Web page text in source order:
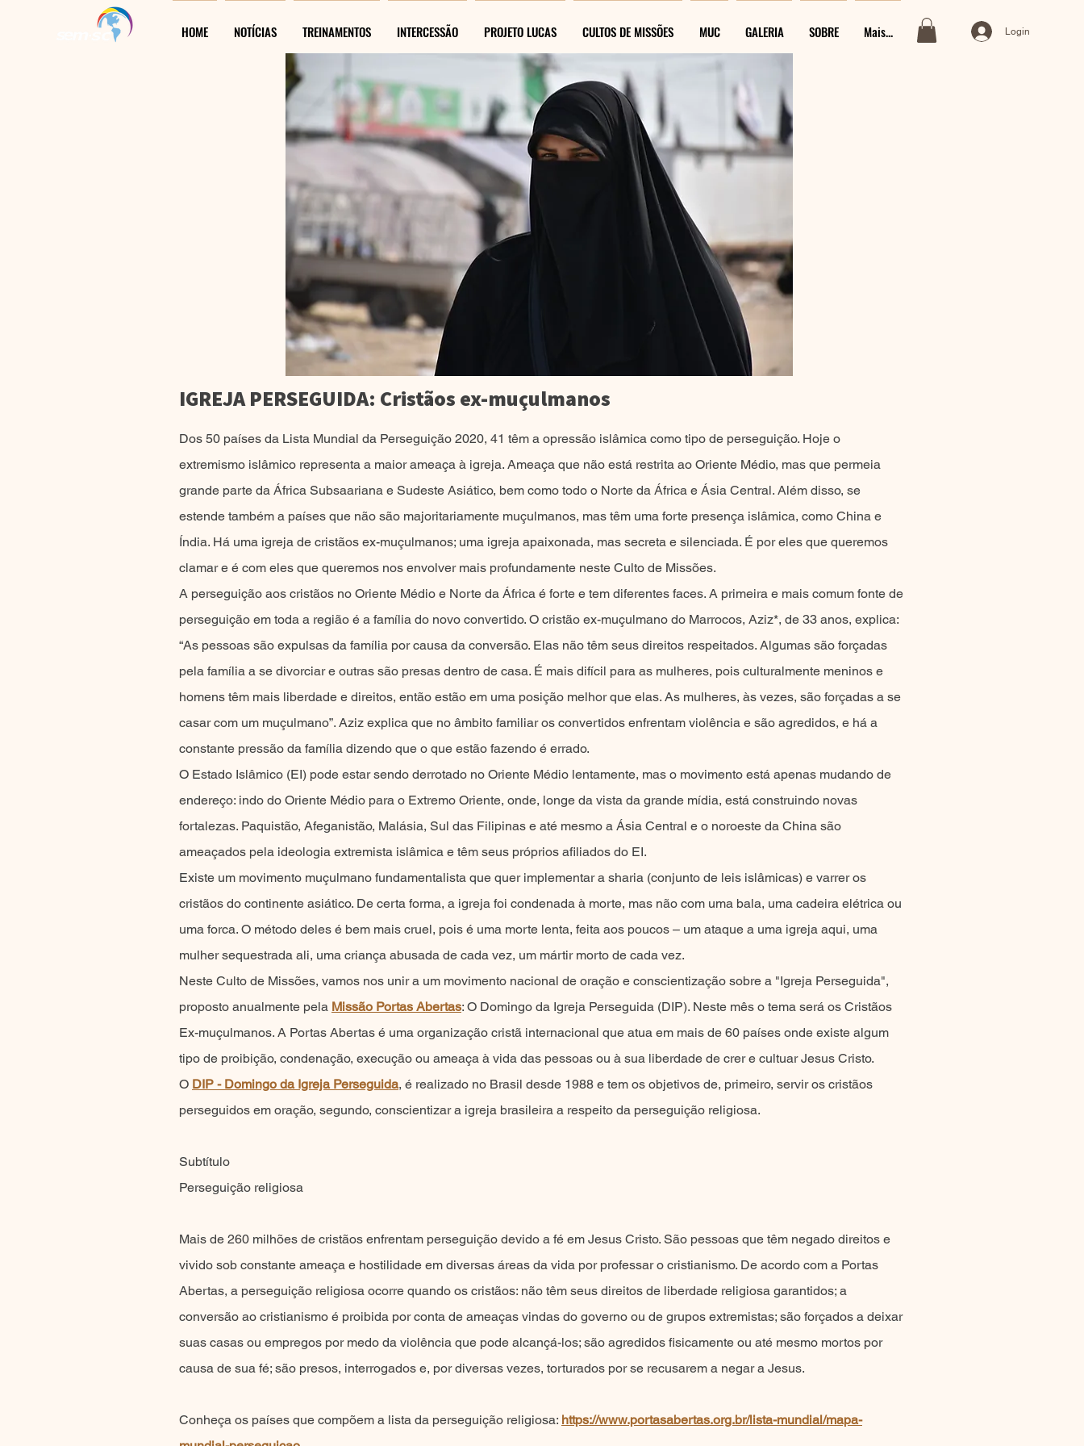
HOME NOTÍCIAS TREINAMENTOS INTERCESSÃO PROJETO LUCAS CULTOS DE MISSÕES MUC GALERIA SOBRE Mais... Login
Dos 50 países da Lista Mundial da Perseguição 2020, 41 têm a opressão islâmica como tipo de perseguição. Hoje o
extremismo islâmico representa a maior ameaça à igreja. Ameaça que não está restrita ao Oriente Médio, mas que permeia
grande parte da África Subsaariana e Sudeste Asiático, bem como todo o Norte da África e Ásia Central. Além disso, se
estende também a países que não são majoritariamente muçulmanos, mas têm uma forte presença islâmica, como China e
Índia. Há uma igreja de cristãos ex-muçulmanos; uma igreja apaixonada, mas secreta e silenciada. É por eles que queremos
clamar e é com eles que queremos nos envolver mais profundamente neste Culto de Missões.
A perseguição aos cristãos no Oriente Médio e Norte da África é forte e tem diferentes faces. A primeira e mais comum fonte de
perseguição em toda a região é a família do novo convertido. O cristão ex-muçulmano do Marrocos, Aziz*, de 33 anos, explica:
“As pessoas são expulsas da família por causa da conversão. Elas não têm seus direitos respeitados. Algumas são forçadas
pela família a se divorciar e outras são presas dentro de casa. É mais difícil para as mulheres, pois culturalmente meninos e
homens têm mais liberdade e direitos, então estão em uma posição melhor que elas. As mulheres, às vezes, são forçadas a se
casar com um muçulmano”. Aziz explica que no âmbito familiar os convertidos enfrentam violência e são agredidos, e há a
constante pressão da família dizendo que o que estão fazendo é errado.
O Estado Islâmico (EI) pode estar sendo derrotado no Oriente Médio lentamente, mas o movimento está apenas mudando de
endereço: indo do Oriente Médio para o Extremo Oriente, onde, longe da vista da grande mídia, está construindo novas
fortalezas. Paquistão, Afeganistão, Malásia, Sul das Filipinas e até mesmo a Ásia Central e o noroeste da China são
ameaçados pela ideologia extremista islâmica e têm seus próprios afiliados do EI.
Existe um movimento muçulmano fundamentalista que quer implementar a sharia (conjunto de leis islâmicas) e varrer os
cristãos do continente asiático. De certa forma, a igreja foi condenada à morte, mas não com uma bala, uma cadeira elétrica ou
uma forca. O método deles é bem mais cruel, pois é uma morte lenta, feita aos poucos – um ataque a uma igreja aqui, uma
mulher sequestrada ali, uma criança abusada de cada vez, um mártir morto de cada vez.
Neste Culto de Missões, vamos nos unir a um movimento nacional de oração e conscientização sobre a "Igreja Perseguida",
proposto anualmente pela Missão Portas Abertas: O Domingo da Igreja Perseguida (DIP). Neste mês o tema será os Cristãos
Ex-muçulmanos. A Portas Abertas é uma organização cristã internacional que atua em mais de 60 países onde existe algum
tipo de proibição, condenação, execução ou ameaça à vida das pessoas ou à sua liberdade de crer e cultuar Jesus Cristo.
O DIP - Domingo da Igreja Perseguida, é realizado no Brasil desde 1988 e tem os objetivos de, primeiro, servir os cristãos
perseguidos em oração, segundo, conscientizar a igreja brasileira a respeito da perseguição religiosa.
Subtítulo
Perseguição religiosa
Mais de 260 milhões de cristãos enfrentam perseguição devido a fé em Jesus Cristo. São pessoas que têm negado direitos e
vivido sob constante ameaça e hostilidade em diversas áreas da vida por professar o cristianismo. De acordo com a Portas
Abertas, a perseguição religiosa ocorre quando os cristãos: não têm seus direitos de liberdade religiosa garantidos; a
conversão ao cristianismo é proibida por conta de ameaças vindas do governo ou de grupos extremistas; são forçados a deixar
suas casas ou empregos por medo da violência que pode alcançá-los; são agredidos fisicamente ou até mesmo mortos por
causa de sua fé; são presos, interrogados e, por diversas vezes, torturados por se recusarem a negar a Jesus.
Conheça os países que compõem a lista da perseguição religiosa: https://www.portasabertas.org.br/lista-mundial/mapa-
IGREJA PERSEGUIDA: Cristãos ex-muçulmanos